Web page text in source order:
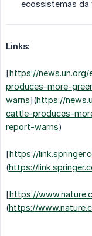
ecossistemas da
Links:
[https://news.un.org/
produces-more-
warns](https://
cattle-produces-
report-warns)
[https://
(https://
[https://
(https://